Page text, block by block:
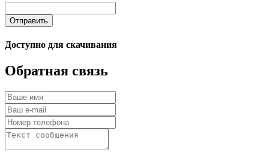
Отправить
Доступно для скачивания
Обратная связь